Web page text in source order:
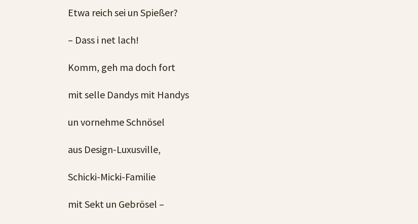
Etwa reich sei un Spießer?
– Dass i net lach!
Komm, geh ma doch fort
mit selle Dandys mit Handys
un vornehme Schnösel
aus Design-Luxusville,
Schicki-Micki-Familie
mit Sekt un Gebrösel –